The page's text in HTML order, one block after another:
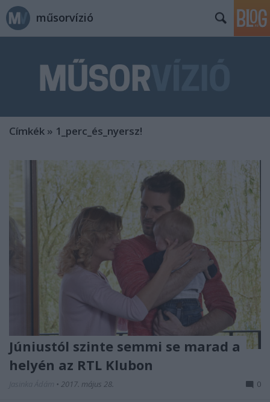
műsorvízió
Címkék » 1_perc_és_nyersz!
Júniustól szinte semmi se marad a
helyén az RTL Klubon
• 2017. május 28. 0